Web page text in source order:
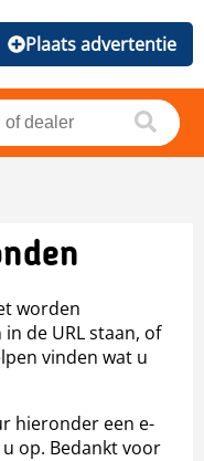
Plaats advertentie
worden
de URL staan, of
vinden wat u
hieronder een e-
op. Bedankt voor